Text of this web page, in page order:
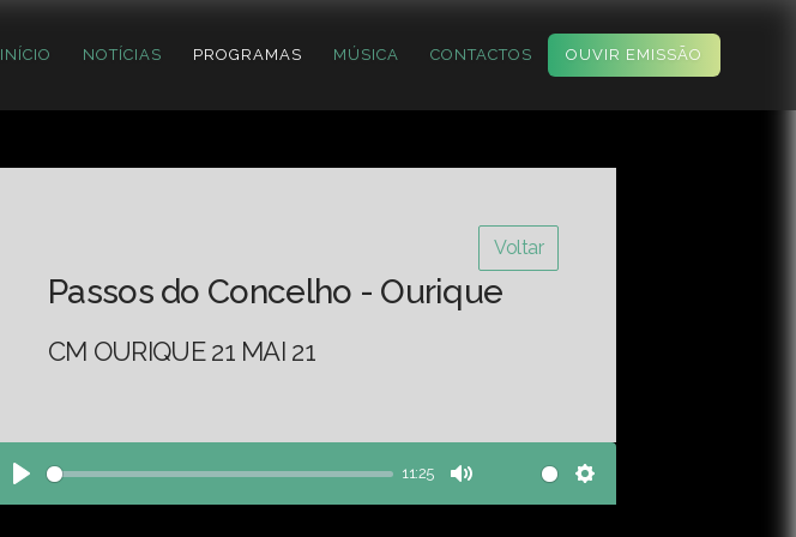
INÍCIO NOTÍCIAS PROGRAMAS MÚSICA CONTACTOS OUVIR EMISSÃO
Voltar
Passos do Concelho - Ourique
CM OURIQUE 21 MAI 21
Play
11:25
Mute Settings